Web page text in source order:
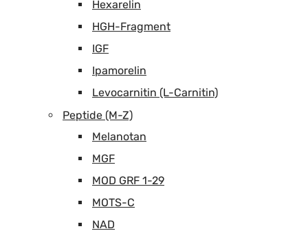
Hexarelin
HGH-Fragment
IGF
Ipamorelin
Levocarnitin (L-Carnitin)
Peptide (M-Z)
Melanotan
MGF
MOD GRF 1-29
MOTS-C
NAD